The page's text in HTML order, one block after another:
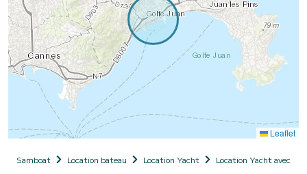
Leaflet
Samboat Location bateau Location Yacht Location Yacht avec